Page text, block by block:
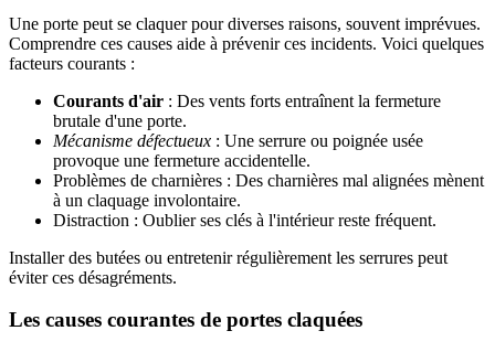
Une porte peut se claquer pour diverses raisons, souvent imprévues.
Comprendre ces causes aide à prévenir ces incidents. Voici quelques
facteurs courants :
Courants d'air : Des vents forts entraînent la fermeture
brutale d'une porte.
Mécanisme défectueux : Une serrure ou poignée usée
provoque une fermeture accidentelle.
Problèmes de charnières : Des charnières mal alignées mènent
à un claquage involontaire.
Distraction : Oublier ses clés à l'intérieur reste fréquent.
Installer des butées ou entretenir régulièrement les serrures peut
éviter ces désagréments.
Les causes courantes de portes claquées